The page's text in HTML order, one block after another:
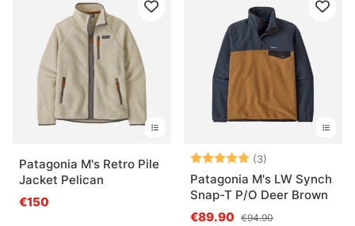
Patagonia M's Retro Pile
Jacket Pelican
€150
Note: (3)
Patagonia M's LW Synch
Snap-T P/O Deer Brown
€89.90 €94.90